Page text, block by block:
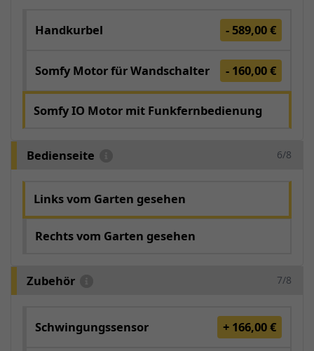
Handkurbel - 589,00 €
Somfy Motor für Wandschalter - 160,00 €
Somfy IO Motor mit Funkfernbedienung
Bedienseite 6/8
Links vom Garten gesehen
Rechts vom Garten gesehen
Zubehör 7/8
Schwingungssensor + 166,00 €